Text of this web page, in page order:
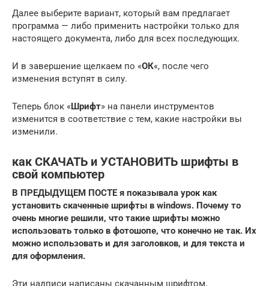
Далее выберите вариант, который вам предлагает
программа — либо применить настройки только для
настоящего документа, либо для всех последующих.
И в завершение щелкаем по «ОК«, после чего
изменения вступят в силу.
Теперь блок «Шрифт» на панели инструментов
изменится в соответствие с тем, какие настройки вы
изменили.
как СКАЧАТЬ и УСТАНОВИТЬ шрифты в
свой компьютер
В ПРЕДЫДУЩЕМ ПОСТЕ я показывала урок как
установить скаченные шрифты в windows. Почему то
очень многие решили, что такие шрифты можно
использовать только в фотошопе, что конечно не так. Их
можно использовать и для заголовков, и для текста и
для оформления.
Эти надписи написаны скачанным шрифтом,